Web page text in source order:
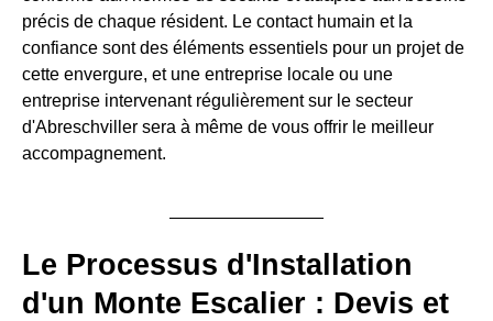
précis de chaque résident. Le contact humain et la
confiance sont des éléments essentiels pour un projet de
cette envergure, et une entreprise locale ou une
entreprise intervenant régulièrement sur le secteur
d'Abreschviller sera à même de vous offrir le meilleur
accompagnement.
Le Processus d'Installation
d'un Monte Escalier : Devis et